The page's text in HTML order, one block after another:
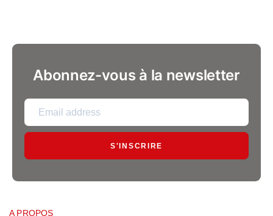
Abonnez-vous à la newsletter
S'INSCRIRE
A PROPOS